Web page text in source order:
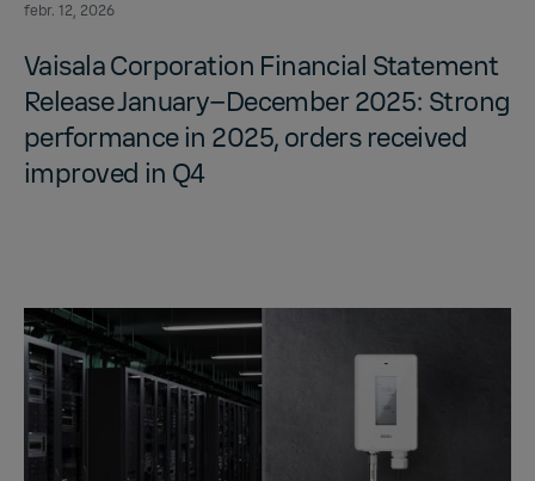
febr. 12, 2026
Vaisala Cor­po­ra­tion Fi­nan­cial State­ment
Re­lease Jan­u­ary–De­cem­ber 2025: Strong
per­for­mance in 2025, or­ders re­ceived
im­proved in Q4